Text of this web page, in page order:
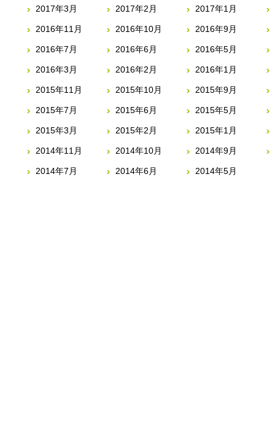
2017年3月 2017年2月 2017年1月
2016年11月 2016年10月 2016年9月
2016年7月 2016年6月 2016年5月
2016年3月 2016年2月 2016年1月
2015年11月 2015年10月 2015年9月
2015年7月 2015年6月 2015年5月
2015年3月 2015年2月 2015年1月
2014年11月 2014年10月 2014年9月
2014年7月 2014年6月 2014年5月